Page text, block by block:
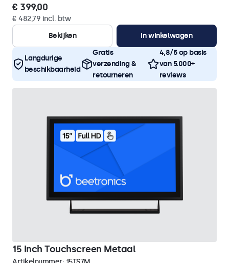
€ 399,00
€ 482,79 incl. btw
Bekijken
In winkelwagen
Langdurige
beschikbaarheid
Gratis
verzending &
retourneren
4,8/5 op basis
van 5.000+
reviews
15 Inch Touchscreen Metaal